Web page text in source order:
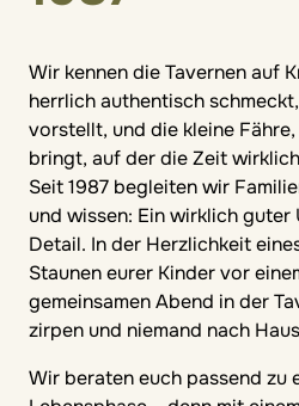
Wir kennen die Tavernen auf
herrlich authentisch
vorstellt, und die kleine
bringt, auf der die Zeit
Seit 1987 begleiten wir
und wissen: Ein wirklich
Detail. In der Herzlichkeit
Staunen eurer Kinder vor
gemeinsamen Abend in der
zirpen und niemand nach
Wir beraten euch passend zu